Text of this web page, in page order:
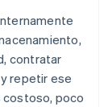
contratar
repetir ese
costoso, poco